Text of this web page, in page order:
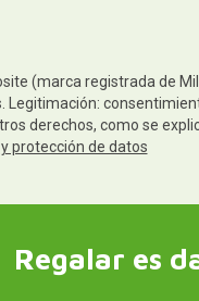
(marca registrada de
Legitimación:
derechos, como se
protección de datos
Regalar es